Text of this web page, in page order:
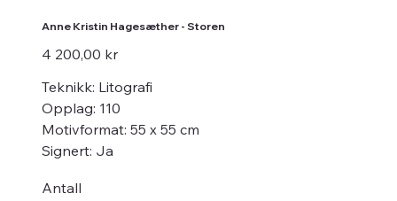
Anne Kristin Hagesæther - Storen
Pris
4 200,00 kr
Teknikk: Litografi
Opplag: 110
Motivformat: 55 x 55 cm
Signert: Ja
Antall